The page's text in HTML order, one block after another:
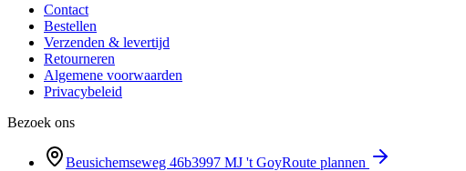
Contact
Bestellen
Verzenden & levertijd
Retourneren
Algemene voorwaarden
Privacybeleid
Bezoek ons
Beusichemseweg 46b3997 MJ 't GoyRoute plannen